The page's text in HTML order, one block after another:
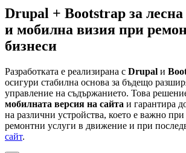
Drupal + Bootstrap за
и мобилна визия при
бизнеси
Разработката е реализирана с Drupal и
осигури стабилна основа за бъдещо
управление на съдържанието. Това
мобилната версия на сайта и гарантира
на различни устройства, което е важно при
ремонтни услуги в движение и при
сайт.